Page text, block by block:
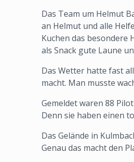
Das Team um Helmut
an Helmut und alle
Kuchen das besondere
als Snack gute Laune
Das Wetter hatte fast
macht. Man musste
Gemeldet waren 88
Denn sie haben einen
Das Gelände in
Genau das macht den